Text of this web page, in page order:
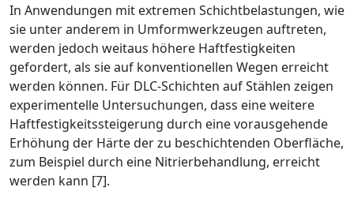
In Anwendungen mit extremen Schichtbelastungen, wie
sie unter anderem in Umformwerkzeugen auftreten,
werden jedoch weitaus höhere Haftfestigkeiten
gefordert, als sie auf konventionellen Wegen erreicht
werden können. Für DLC-Schichten auf Stählen zeigen
experimentelle Untersuchungen, dass eine weitere
Haftfestigkeitssteigerung durch eine vorausgehende
Erhöhung der Härte der zu beschichtenden Oberfläche,
zum Beispiel durch eine Nitrierbehandlung, erreicht
werden kann [7].